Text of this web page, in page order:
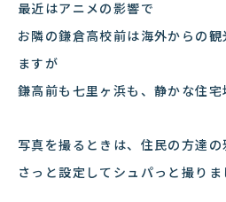
最近はアニメの影響で
お隣の鎌倉高校前は海外からの
ますが
鎌高前も七里ヶ浜も、静かな住宅
写真を撮るときは、住民の方達
さっと設定してシュパっと撮りま